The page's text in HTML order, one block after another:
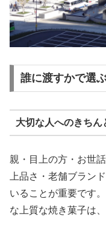
誰に渡すかで選
大切な人へのきちん
親・目上の方・お世
上品さ・老舗ブラン
いることが重要です
な上質な焼き菓子は